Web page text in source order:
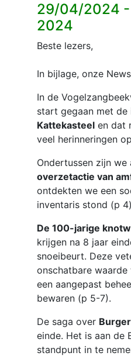
29/04/2024 -
2024
Beste lezers,
In bijlage, onze
In de
start gegaan met de
Kattekasteel en dat
veel herinneringen
Ondertussen zijn
overzetactie van
ontdekten we een
inventaris stond (p
De 100-jarige
krijgen na 8 jaar
snoeibeurt. Deze
onschatbare
een aangepast
bewaren (p 5-7).
De saga over
einde. Het is aan de
standpunt in te